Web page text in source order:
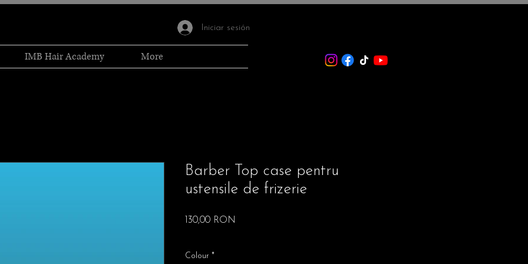
Iniciar sesión
IMB Hair Academy More
Barber Top case pentru
ustensile de frizerie
130,00 RON
Colour *